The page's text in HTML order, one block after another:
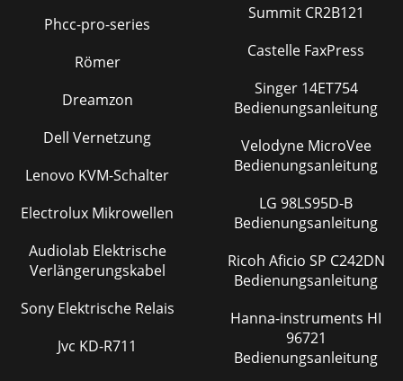
Phcc-pro-series
Römer
Dreamzon
Dell Vernetzung
Lenovo KVM-Schalter
Electrolux Mikrowellen
Audiolab Elektrische
Verlängerungskabel
Sony Elektrische Relais
Jvc KD-R711
Summit CR2B121
Castelle FaxPress
Singer 14ET754
Bedienungsanleitung
Velodyne MicroVee
Bedienungsanleitung
LG 98LS95D-B
Bedienungsanleitung
Ricoh Aficio SP C242DN
Bedienungsanleitung
Hanna-instruments HI
96721
Bedienungsanleitung